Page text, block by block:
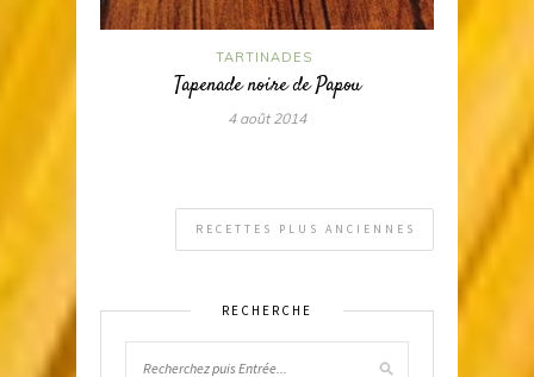
TARTINADES
Tapenade noire de Papou
4 août 2014
RECETTES PLUS ANCIENNES
RECHERCHE